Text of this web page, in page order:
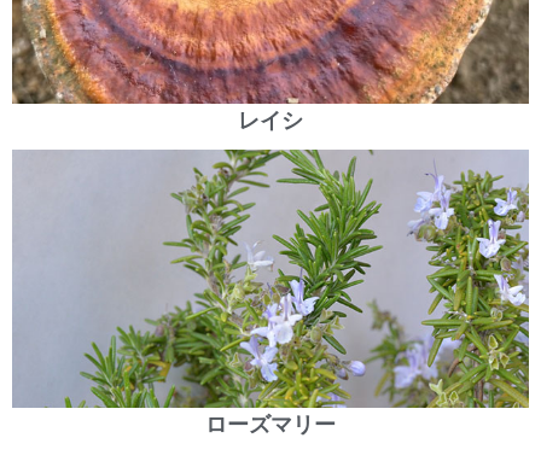
レイシ
ローズマリー